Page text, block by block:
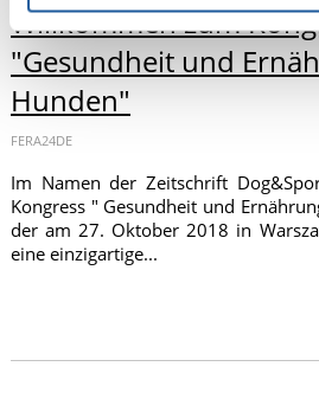
Willkommen zum
"Gesundheit und
Hunden"
FERA24DE
Im Namen der Zeitschrift
Kongress " Gesundheit und
der am 27. Oktober 2018 in
eine einzigartige...